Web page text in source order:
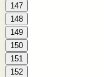
147
148
149
150
151
152